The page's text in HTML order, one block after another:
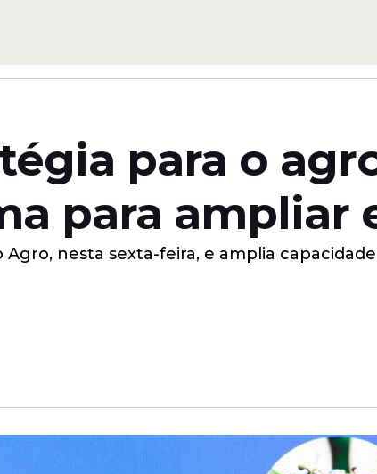
para o
para ampliar
nesta sexta-feira, e amplia